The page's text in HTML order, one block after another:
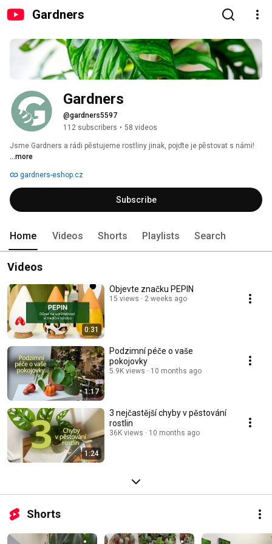
Gardners
Gardners
@gardners5597
112 subscribers • 58 videos
Jsme Gardners a rádi pěstujeme rostliny jinak, pojďte je pěstovat s námi!
...more
gardners-eshop.cz
Subscribe
Home Videos Shorts Playlists Search
Videos
0:31
Objevte značku PEPIN
15 views 2 weeks ago
1:17
Podzimní péče o vaše
pokojovky
5.9K views 10 months ago
1:24
3 nejčastější chyby v pěstování
rostlin
36K views 10 months ago
Shorts